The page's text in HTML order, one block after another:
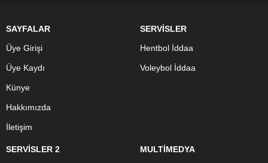
SAYFALAR
Üye Girişi
Üye Kaydı
Künye
Hakkımızda
İletişim
SERVİSLER
Hentbol İddaa
Voleybol İddaa
SERVİSLER 2
MULTİMEDYA